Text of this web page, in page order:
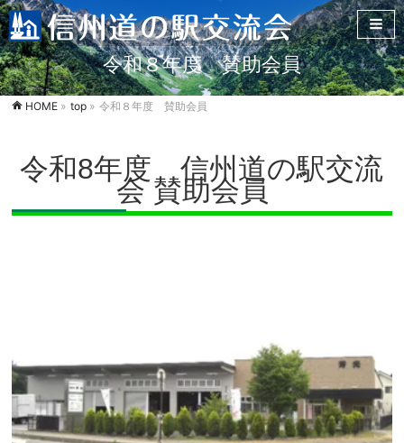
令和８年度 賛助会員
HOME » top » 令和８年度 賛助会員
令和8年度 信州道の駅交流
会 賛助会員